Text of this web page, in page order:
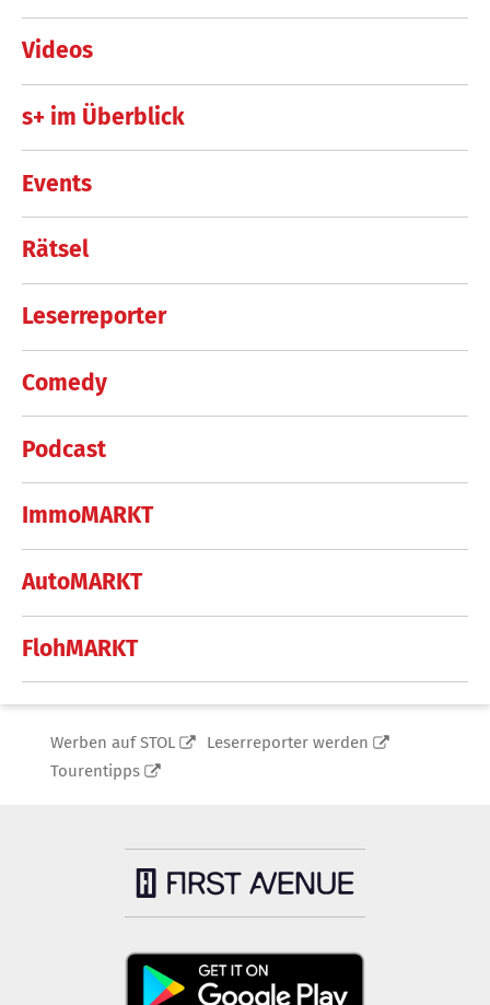
Videos
s+ im Überblick
Events
Rätsel
Leserreporter
Comedy
Podcast
ImmoMARKT
AutoMARKT
FlohMARKT
Werben auf STOL
Leserreporter werden
Tourentipps